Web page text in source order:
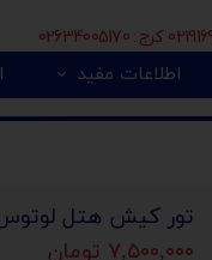
اطلاعات مفید
تور کیش هتل لوتوس
۷,۵۰۰,۰۰۰ تومان